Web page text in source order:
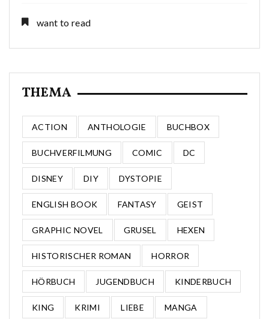
want to read
THEMA
ACTION ANTHOLOGIE BUCHBOX
BUCHVERFILMUNG COMIC DC
DISNEY DIY DYSTOPIE
ENGLISH BOOK FANTASY GEIST
GRAPHIC NOVEL GRUSEL HEXEN
HISTORISCHER ROMAN HORROR
HÖRBUCH JUGENDBUCH KINDERBUCH
KING KRIMI LIEBE MANGA